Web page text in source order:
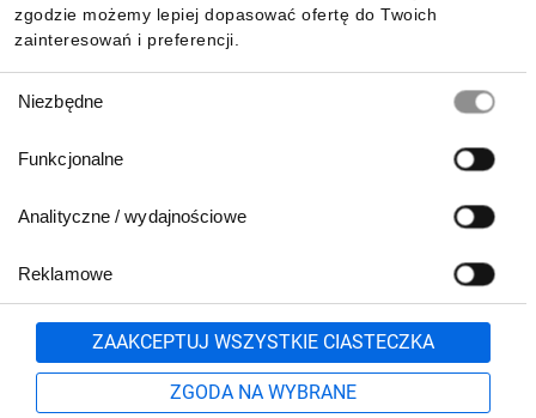
zgodzie możemy lepiej dopasować ofertę do Twoich
zainteresowań i preferencji.
zgody
Niezbędne
Funkcjonalne
Analityczne / wydajnościowe
Reklamowe
ZAAKCEPTUJ WSZYSTKIE CIASTECZKA
ZGODA NA WYBRANE
801 500 700 lub
71 37 61 600
Formularz kontaktowy